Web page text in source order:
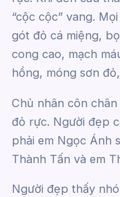
“cộc cộc” vang.
gót đỏ cá miệng,
cong cao, mạch
hồng, móng sơn
Chủ nhân côn
đỏ rực. Người đẹp
phải em Ngọc Ánh
Thành Tấn và em
Người đẹp thấy